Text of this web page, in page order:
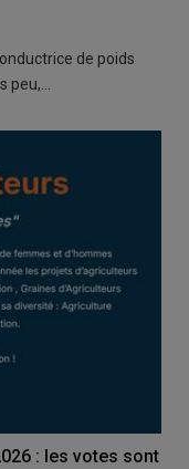
de poids
peu,…
: les votes sont